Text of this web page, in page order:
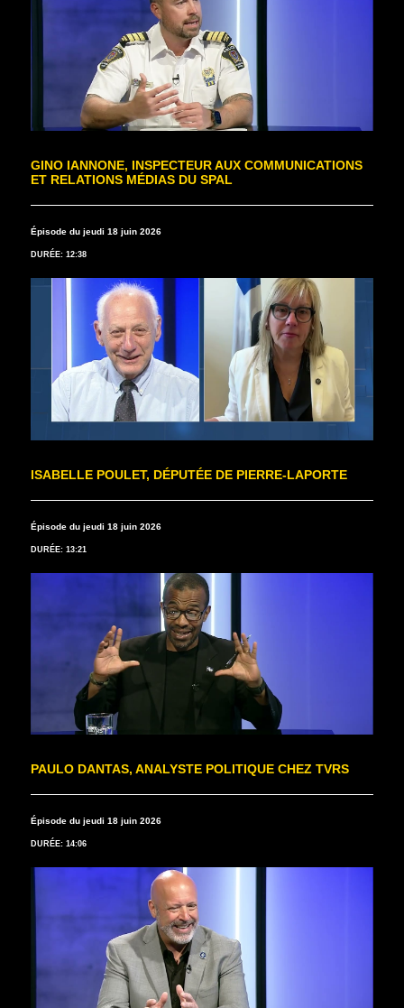
GINO IANNONE, INSPECTEUR AUX COMMUNICATIONS
ET RELATIONS MÉDIAS DU SPAL
Épisode du jeudi 18 juin 2026
DURÉE: 12:38
ISABELLE POULET, DÉPUTÉE DE PIERRE-LAPORTE
Épisode du jeudi 18 juin 2026
DURÉE: 13:21
PAULO DANTAS, ANALYSTE POLITIQUE CHEZ TVRS
Épisode du jeudi 18 juin 2026
DURÉE: 14:06